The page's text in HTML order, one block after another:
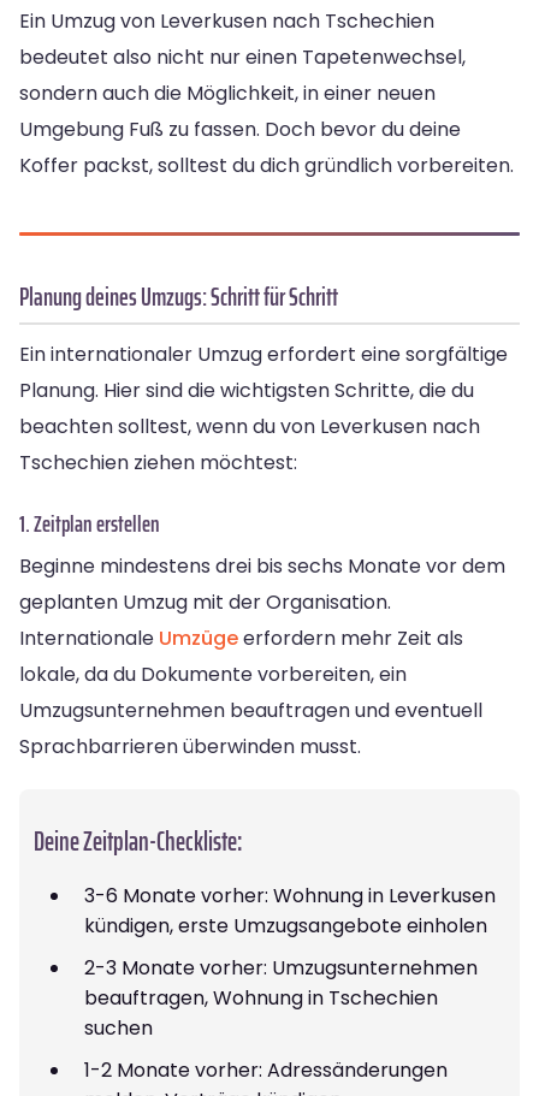
Ein Umzug von Leverkusen nach Tschechien
bedeutet also nicht nur einen Tapetenwechsel,
sondern auch die Möglichkeit, in einer neuen
Umgebung Fuß zu fassen. Doch bevor du deine
Koffer packst, solltest du dich gründlich vorbereiten.
Planung deines Umzugs: Schritt für Schritt
Ein internationaler Umzug erfordert eine sorgfältige
Planung. Hier sind die wichtigsten Schritte, die du
beachten solltest, wenn du von Leverkusen nach
Tschechien ziehen möchtest:
1. Zeitplan erstellen
Beginne mindestens drei bis sechs Monate vor dem
geplanten Umzug mit der Organisation.
Internationale Umzügeerfordern mehr Zeit als
lokale, da du Dokumente vorbereiten, ein
Umzugsunternehmen beauftragen und eventuell
Sprachbarrieren überwinden musst.
Deine Zeitplan-Checkliste:
3-6 Monate vorher: Wohnung in Leverkusen
kündigen, erste Umzugsangebote einholen
2-3 Monate vorher: Umzugsunternehmen
beauftragen, Wohnung in Tschechien
suchen
1-2 Monate vorher: Adressänderungen